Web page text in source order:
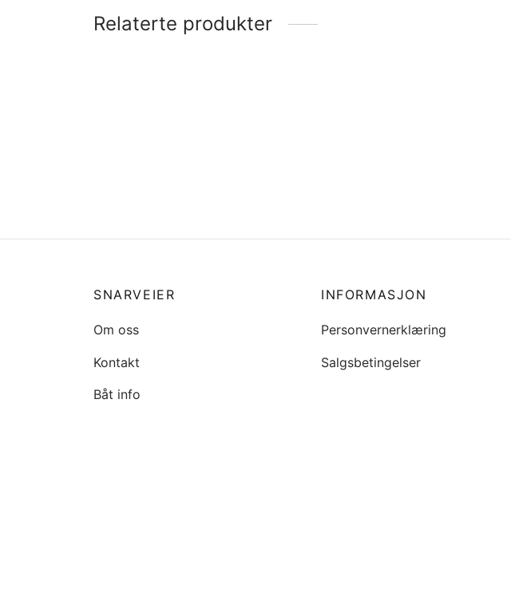
Relaterte produkter
SNARVEIER
Om oss
Kontakt
Båt info
INFORMASJON
Personvernerklæring
Salgsbetingelser